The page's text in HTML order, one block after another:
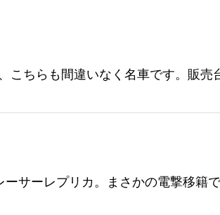
ちらも間違いなく名車です。販
サーレプリカ。まさかの電撃移籍